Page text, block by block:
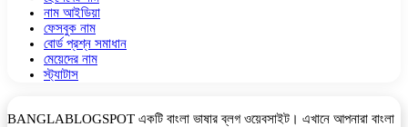
নাম আইডিয়া
ফেসবুক নাম
বোর্ড প্রশ্ন সমাধান
মেয়েদের নাম
স্ট্যাটাস
BANGLABLOGSPOT একটি বাংলা ভাষার ব্লগ ওয়েবসাইট। এখানে আপনারা বাংলা